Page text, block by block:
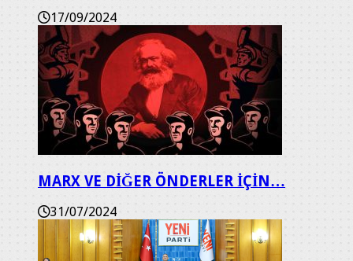
17/09/2024
MARX VE DİĞER ÖNDERLER İÇİN…
31/07/2024